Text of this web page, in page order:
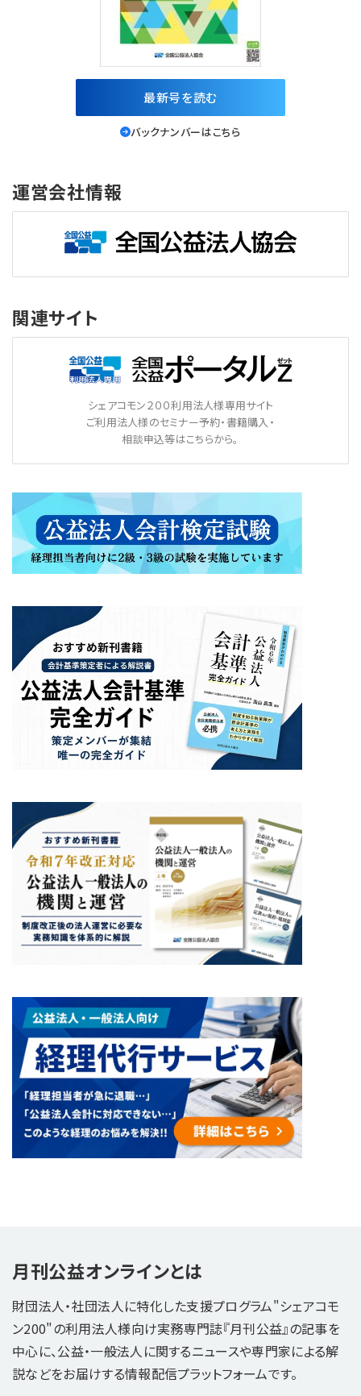
最新号を読む
バックナンバーはこちら
運営会社情報
関連サイト
シェアコモン２００利用法人様専用サイト
ご利用法人様のセミナー予約・書籍購入・
相談申込等はこちらから。
月刊公益オンラインとは
財団法人・社団法人に特化した支援プログラム"シェアコモ
ン200"の利用法人様向け実務専門誌『月刊公益』の記事を
中心に、公益・一般法人に関するニュースや専門家による解
説などをお届けする情報配信プラットフォームです。